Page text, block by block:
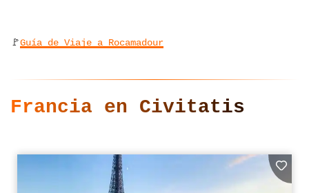
🚩Guía de Viaje a Rocamadour
Francia en Civitatis